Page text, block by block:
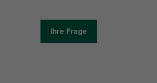
Ihre Frage